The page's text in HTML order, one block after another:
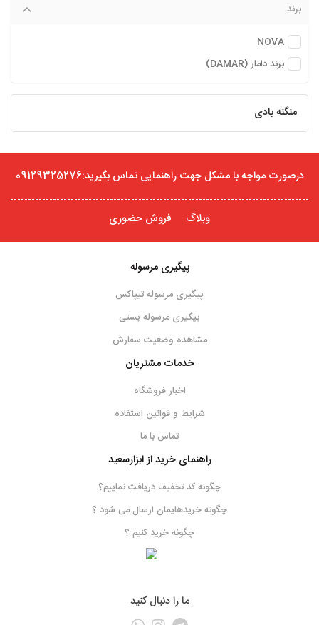
برند
NOVA
برند دامار (DAMAR)
منگنه بادی
درصورت مواجه با مشکل جهت راهنمایی تماس بگیرید:09129325276
وبلاگ فروش حضوری
پیگیری مرسوله
پیگیری مرسوله تیپاکس
پیگیری مرسوله پستی
مشاهده وضعیت سفارش
خدمات مشتریان
اخبار فروشگاه
شرایط و قوانین استفاده
تماس با ما
راهنمای خرید از ابزارسعید
چگونه کد تخفیف دریافت نماییم؟
چگونه خریدهایمان ارسال می شود ؟
چگونه خرید کنیم ؟
ما را دنبال کنید